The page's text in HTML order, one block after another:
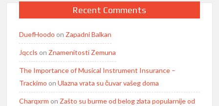
Recent Comments
DuefHoodo on Zapadni Balkan
Jqccls on Znamenitosti Zemuna
The Importance of Musical Instrument Insurance –
Trackimo onUlazna vrata su čuvar vašeg doma
Charqxrm on Zašto su burme od belog zlata popularnije od